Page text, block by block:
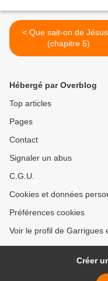
< Que sait-on de Jésus ?
(chapitre 5)
Hébergé par Overblog
Top articles
Pages
Contact
Signaler un abus
C.G.U.
Cookies et données
Préférences cookies
Voir le profil de Garrigues
Créer